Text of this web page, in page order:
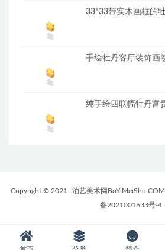
33*33带实木画框的
手绘牡丹客厅装饰画
纯手绘四联幅牡丹富
Copyright © 2021 泊艺美术网BoYiMeiShu.COM
备2021001633号-4